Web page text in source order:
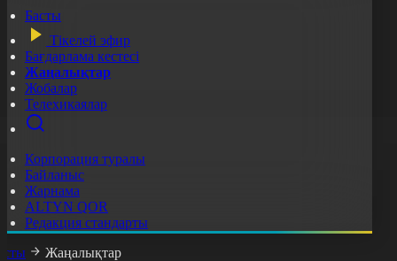
Басты
Тікелей эфир
Бағдарлама кестесі
Жаңалықтар
Жобалар
Телехикаялар
Корпорация туралы
Байланыс
Жарнама
ALTYN QOR
Редакция стандарты
Жаңалықтар